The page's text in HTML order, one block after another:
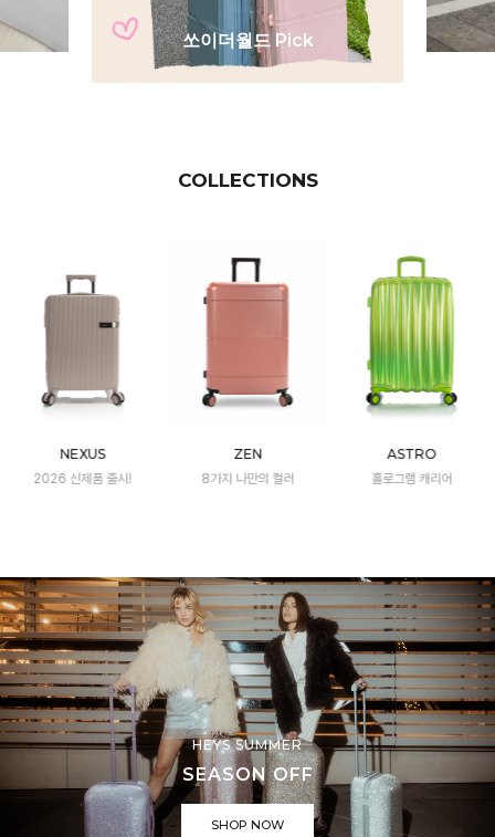
쏘이더월드 Pick
COLLECTIONS
NEXUS
2026 신제품 출시!
ZEN
8가지 나만의 컬러
ASTRO
홀로그램 캐리어
HEYS SUMMER
SEASON OFF
SHOP NOW